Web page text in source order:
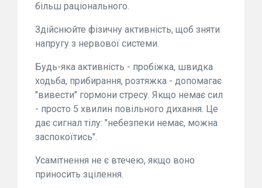
більш раціонального.
Здійснюйте фізичну активність, щоб зняти
напругу з нервової системи.
Будь-яка активність - пробіжка, швидка
ходьба, прибирання, розтяжка - допомагає
"вивести" гормони стресу. Якщо немає сил
- просто 5 хвилин повільного дихання. Це
дає сигнал тілу: "небезпеки немає, можна
заспокоїтись".
Усамітнення не є втечею, якщо воно
приносить зцілення.